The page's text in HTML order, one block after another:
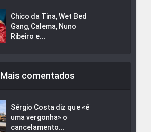
Chico da Tina, Wet Bed
Gang, Calema, Nuno
Ribeiro e...
Mais comentados
Sérgio Costa diz que «é
uma vergonha» o
cancelamento...